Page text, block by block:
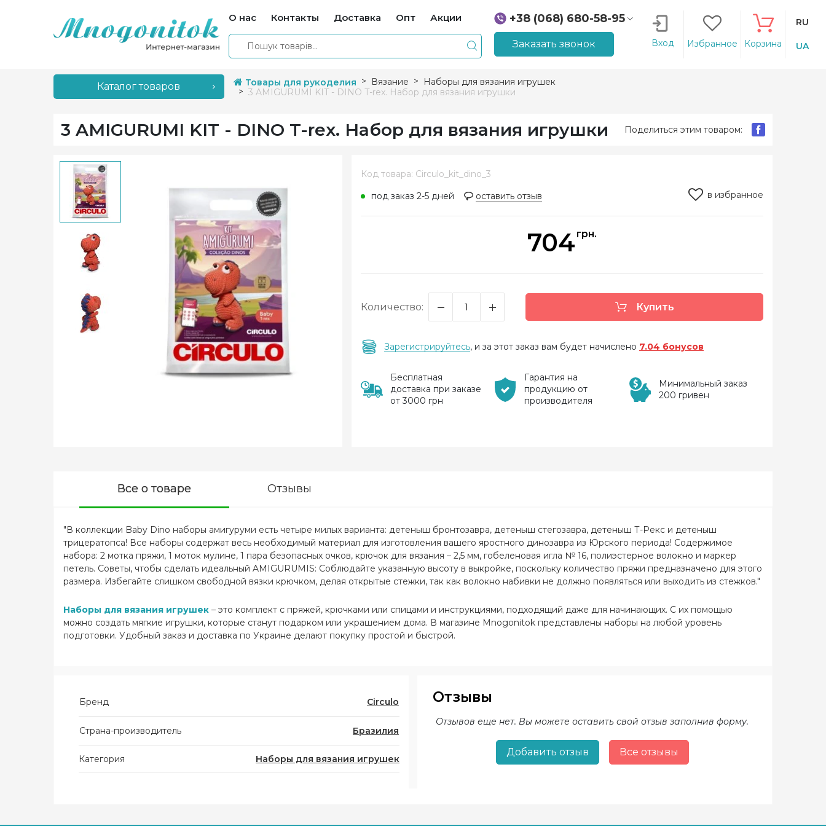
О нас Контакты Доставка Опт Акции
+38 (068) 680-58-95
+38 (066) 207-14-90
Заказать звонок Вход Избранное Корзина
RU
UA
Каталог товаров Товары для рукоделия Вязание
Наборы для вязания игрушек
3 AMIGURUMI KIT - DINO T-rex. Набор для вязания игрушки
3 AMIGURUMI KIT - DINO T-rex. Набор для вязания игрушки Поделиться этим товаром:
Код товара: Circulo_kit_dino_3
под заказ 2-5 дней
оставить отзыв в избранное
704 грн.
Количество: Купить
Зарегистрируйтесь, и за этот заказ вам будет начислено 7.04 бонусов
Бесплатная
доставка при заказе
от 3000 грн
Гарантия на
продукцию от
производителя
Минимальный заказ
200 гривен
Все о товаре Отзывы
"В коллекции Baby Dino наборы амигуруми есть четыре милых варианта: детеныш бронтозавра, детеныш стегозавра, детеныш Т-Рекс и детеныш
трицератопса! Все наборы содержат весь необходимый материал для изготовления вашего яростного динозавра из Юрского периода! Содержимое
набора: 2 мотка пряжи, 1 моток мулине, 1 пара безопасных очков, крючок для вязания – 2,5 мм, гобеленовая игла № 16, полиэстерное волокно и маркер
петель. Советы, чтобы сделать идеальный AMIGURUMIS: Соблюдайте указанную высоту в выкройке, поскольку количество пряжи предназначено для этого
размера. Избегайте слишком свободной вязки крючком, делая открытые стежки, так как волокно набивки не должно появляться или выходить из стежков."
Наборы для вязания игрушек – это комплект с пряжей, крючками или спицами и инструкциями, подходящий даже для начинающих. С их помощью
можно создать мягкие игрушки, которые станут подарком или украшением дома. В магазине Mnogonitok представлены наборы на любой уровень
подготовки. Удобный заказ и доставка по Украине делают покупку простой и быстрой.
Бренд Circulo
Страна-производитель Бразилия
Категория Наборы для вязания игрушек
Отзывы
Отзывов еще нет. Вы можете оставить свой отзыв заполнив форму.
Добавить отзыв Все отзывы